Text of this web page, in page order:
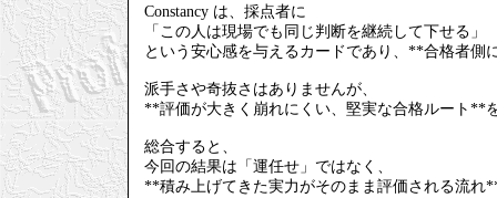
Constancy は、採点者に
「この人は現場でも同じ判断を継続して下せる」
という安心感を与えるカードであり、**合格者側
派手さや奇抜さはありませんが、
**評価が大きく崩れにくい、堅実な合格ルート**
総合すると、
今回の結果は「運任せ」ではなく、
**積み上げてきた実力がそのまま評価される流れ